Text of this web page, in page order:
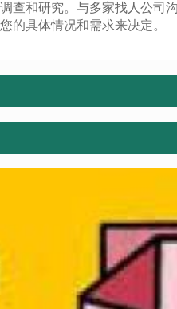
查和研究。与多家找人公司
的具体情况和需求来决定。